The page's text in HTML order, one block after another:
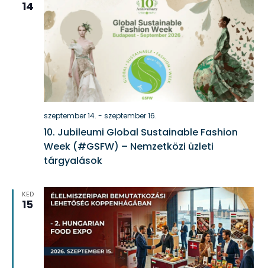
14
10. Jubileumi Global Sustainable Fashion
Week (#GSFW) – Nemzetközi üzleti
tárgyalások
szeptember 14. - szeptember 16.
KED
15